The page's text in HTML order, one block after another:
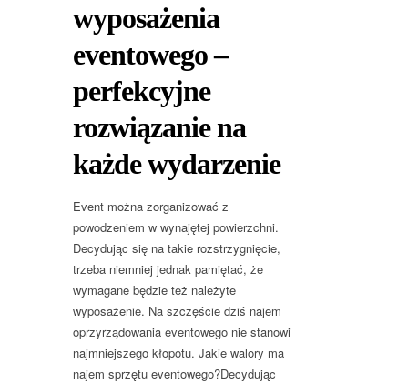
wyposażenia
eventowego –
perfekcyjne
rozwiązanie na
każde wydarzenie
Event można zorganizować z
powodzeniem w wynajętej powierzchni.
Decydując się na takie rozstrzygnięcie,
trzeba niemniej jednak pamiętać, że
wymagane będzie też należyte
wyposażenie. Na szczęście dziś najem
oprzyrządowania eventowego nie stanowi
najmniejszego kłopotu. Jakie walory ma
najem sprzętu eventowego?Decydując